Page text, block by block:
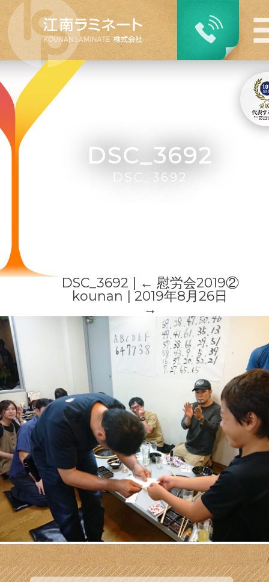
DSC_3692
DSC_3692 ← 慰労会2019②
kounan
|2019年8月26日
→